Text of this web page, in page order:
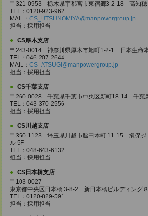
〒321-0953 栃木県宇都宮市東宿郷3-2-18 高知穂
TEL：0120-923-962
MAIL： CS_UTSUNOMIYA@manpowergroup.jp
担当：採用担当
CS厚木支店
〒243-0014 神奈川県厚木市旭町1-2-1 日本生命
TEL：046-207-2644
MAIL： CS_ATSUGI@manpowergroup.jp
担当：採用担当
CS千葉支店
〒260-0028 千葉県千葉市中央区新町18-14 千葉
TEL：043-370-2556
担当：採用担当
CS川越支店
〒350-1123 埼玉県川越市脇田本町 11-15 損保ジ
ル 5F
TEL：048-643-6132
担当：採用担当
CS日本橋支店
〒103-0027
東京都中央区日本橋 3-8-2 新日本橋ビルディング８
TEL：0120-829-591
担当：採用担当